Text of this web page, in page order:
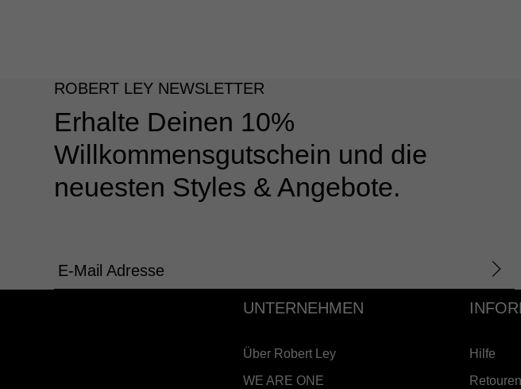
ROBERT LEY NEWSLETTER
Erhalte Deinen 10%
Willkommensgutschein und die
neuesten Styles & Angebote.
E-Mail Adresse
UNTERNEHMEN
Über Robert Ley
WE ARE ONE
Hilfe